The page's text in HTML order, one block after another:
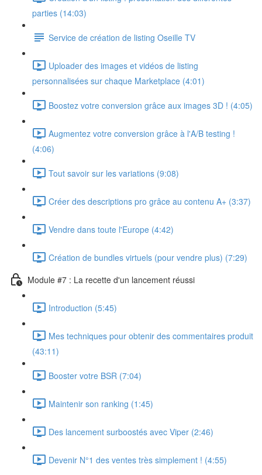
parties (14:03)
Service de création de listing Oseille TV
Uploader des images et vidéos de listing
personnalisées sur chaque Marketplace (4:01)
Boostez votre conversion grâce aux images 3D ! (4:05)
Augmentez votre conversion grâce à l'A/B testing !
(4:06)
Tout savoir sur les variations (9:08)
Créer des descriptions pro grâce au contenu A+ (3:37)
Vendre dans toute l'Europe (4:42)
Création de bundles virtuels (pour vendre plus) (7:29)
Module #7 : La recette d'un lancement réussi
Introduction (5:45)
Mes techniques pour obtenir des commentaires produit
(43:11)
Booster votre BSR (7:04)
Maintenir son ranking (1:45)
Des lancement surboostés avec Viper (2:46)
Devenir N°1 des ventes très simplement ! (4:55)